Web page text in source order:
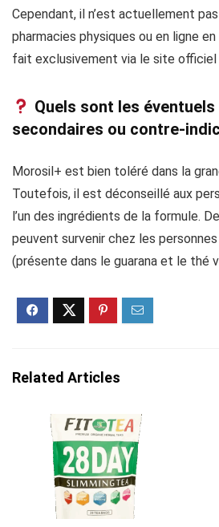
Cependant, il n’est actuellement
pharmacies physiques ou en ligne
fait exclusivement via le site officiel
Quels sont les
secondaires ou contre-
Morosil+ est bien toléré dans la
Toutefois, il est déconseillé aux
l’un des ingrédients de la formule.
peuvent survenir chez les
(présente dans le guarana et le thé
Related Articles